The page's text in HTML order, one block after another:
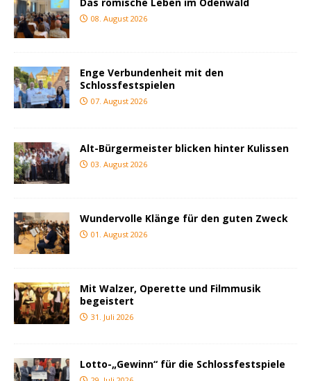
08. August 2026
Enge Verbundenheit mit den
Schlossfestspielen
07. August 2026
Alt-Bürgermeister blicken hinter Kulissen
03. August 2026
Wundervolle Klänge für den guten Zweck
01. August 2026
Mit Walzer, Operette und Filmmusik
begeistert
31. Juli 2026
Lotto-„Gewinn“ für die Schlossfestspiele